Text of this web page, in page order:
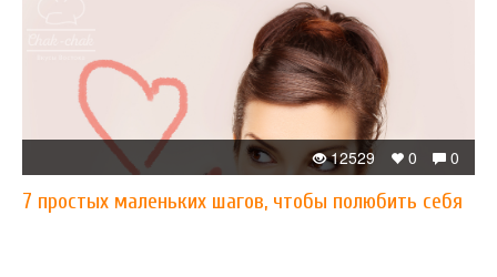
0
0
12529
7 простых маленьких шагов, чтобы полюбить себя